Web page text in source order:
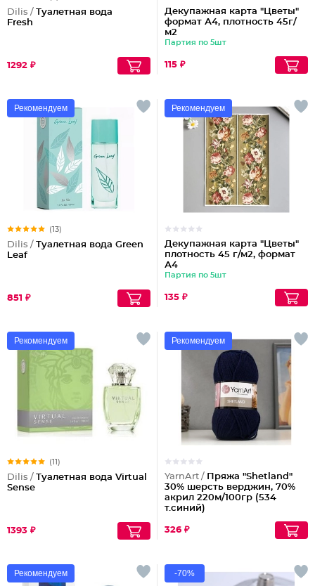
Dilis / Туалетная вода
Fresh
1292 ₽
Декупажная карта "Цветы"
формат А4, плотность 45г/
м2
Партия по 5шт
115 ₽
Рекомендуем
(13)
Dilis / Туалетная вода Green
Leaf
851 ₽
Рекомендуем
Декупажная карта "Цветы"
плотность 45 г/м2, формат
А4
Партия по 5шт
135 ₽
Рекомендуем
(11)
Dilis / Туалетная вода Virtual
Sense
1393 ₽
Рекомендуем
YarnArt / Пряжа "Shetland"
30% шерсть верджин, 70%
акрил 220м/100гр (534
т.синий)
326 ₽
Рекомендуем -70%